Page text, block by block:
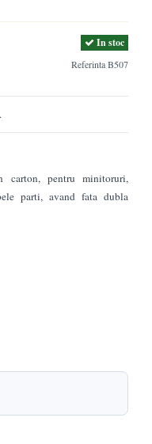
ReferintaB507
In stoc
pentru minitoruri,
parti, avand fata dubla